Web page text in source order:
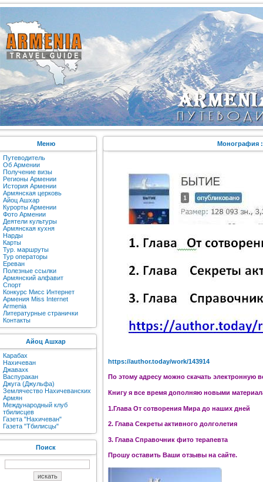
Меню
Путеводитель
Об Армении
Получение визы
Регионы Армении
История Армении
Армянская церковь
Айоц Ашхар
Курорты Армении
Фото Армении
Деятели культуры
Армянская кухня
Нарды
Карты
Тур. маршруты
Тур операторы
Ереван
Полезные ссылки
Армянский алфавит
Спорт
Конкурс Мисс Интернет
Армения Miss Internet
Armenia
Литературные странички
Контакты
Айоц Ашхар
Карабах
Нахичеван
Джавахк
Васпуракан
Джуга (Джульфа)
Землячество Нахичеванских
Армян
Международный клуб
тбилисцев
Газета "Нахичеван"
Газета "Тбилисцы"
Поиск
Монография
https://author.today/work/143914
По этому адресу можно скачать электронную
Книгу я все время дополняю новыми
1.Глава От сотворения Мира до наших дней
2. Глава Секреты активного долголетия
3. Глава Справочник фито терапевта
Прошу оставить Ваши отзывы на сайте.